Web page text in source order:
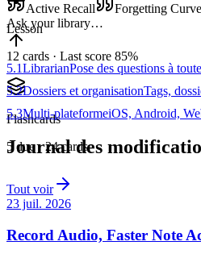
Lesson
12 cards · Last score 85%
Flashcards
5 due · 24 cards
Active Recall
Forgetting Curve
Ask your library…
5.1LibrarianPose des questions à
5.2Dossiers et organisationTags,
5.3Multi-plateformeiOS, Android,
Journal des
Tout voir
23 juil. 2026
Record Audio, Faster Note